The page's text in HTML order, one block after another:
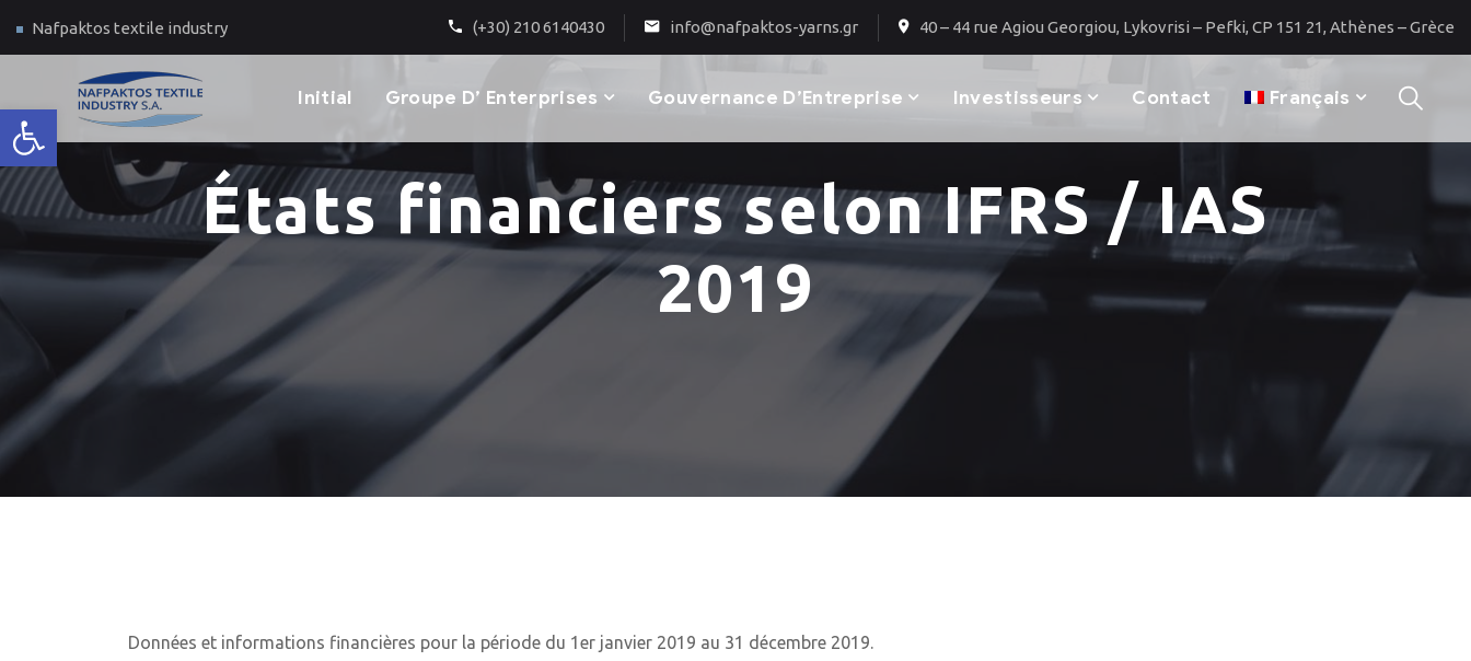
Ouvrir la barre d’outils
Nafpaktos textile industry (+30) 210 6140430 info@nafpaktos-yarns.gr 40 – 44 rue Agiou Georgiou, Lykovrisi – Pefki, CP 151 21, Athènes – Grèce
Ιnitial Groupe D’ Enterprises Gouvernance D’Entreprise Investisseurs Contact Français
États financiers selon IFRS / IAS
2019
Données et informations financières pour la période du 1er janvier 2019 au 31 décembre 2019.